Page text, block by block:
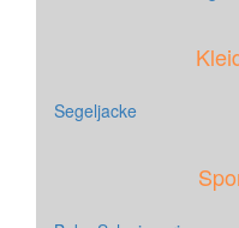
Segeljacke